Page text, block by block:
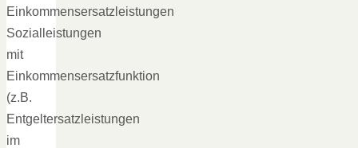
Einkommensersatzleistungen
Sozialleistungen
mit
Einkommensersatzfunktion
(z.B.
Entgeltersatzleistungen
im